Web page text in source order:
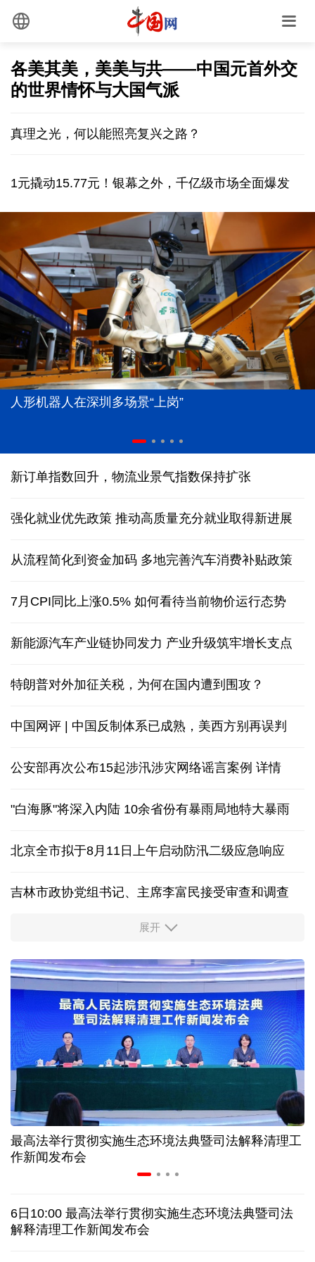
各美其美，美美与共——中国元首外交
的世界情怀与大国气派
真理之光，何以能照亮复兴之路？
1元撬动15.77元！银幕之外，千亿级市场全面爆发
人形机器人在深圳多场景“上岗”
新订单指数回升，物流业景气指数保持扩张
强化就业优先政策 推动高质量充分就业取得新进展
从流程简化到资金加码 多地完善汽车消费补贴政策
7月CPI同比上涨0.5% 如何看待当前物价运行态势
新能源汽车产业链协同发力 产业升级筑牢增长支点
特朗普对外加征关税，为何在国内遭到围攻？
中国网评 | 中国反制体系已成熟，美西方别再误判
公安部再次公布15起涉汛涉灾网络谣言案例 详情
"白海豚"将深入内陆 10余省份有暴雨局地特大暴雨
北京全市拟于8月11日上午启动防汛二级应急响应
吉林市政协党组书记、主席李富民接受审查和调查
从中国空调热销欧洲，看中国制造惠及全球
二季度中国清洁能源建设景气指数处于较景气区间
服贸会进入倒计时一个月 180余项创新成果将发布
非必要不乱花 医保个人账户里的钱如何用在刀刃上
"校园贷"换上"新马甲" 警惕暑假期间网络消费陷阱
2026暑期档票房破85亿 已连续30天单日票房破亿
泰国暖武里府行政组织办公楼发生枪击 主席重伤
展开
最高法举行贯彻实施生态环境法典暨司法解释清理工
作新闻发布会
6日10:00 最高法举行贯彻实施生态环境法典暨司法
解释清理工作新闻发布会